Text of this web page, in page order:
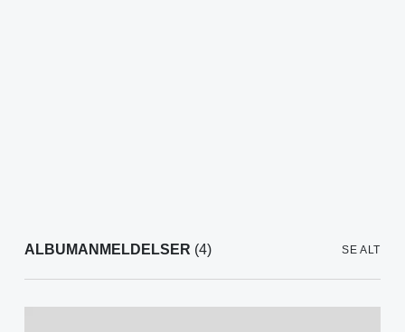
ALBUMANMELDELSER (4) SE ALT